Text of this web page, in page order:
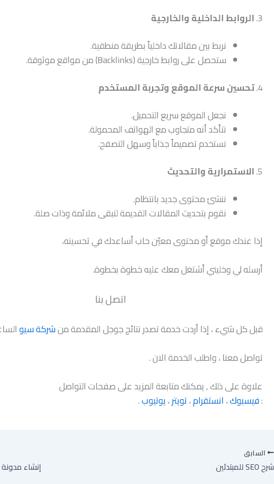
3. الروابط الداخلية والخارجية
نربط بين مقالاتك داخلياً بطريقة منطقية.
ستحصل على روابط خارجية (Backlinks) من مواقع موثوقة.
4. تحسين سرعة الموقع وتجربة المستخدم
نجعل الموقع سريع التحميل.
نتأكد أنه متجاوب مع الهواتف المحمولة.
نستخدم تصميماً جذاباً وسهل التصفح.
5. الاستمرارية والتحديث
ننشئ محتوى جديد بانتظام.
نقوم بتحديث المقالات القديمة لتبقى ملائمة وذات صلة.
إذا عندك موقع أو محتوى معيّن حاب أساعدك في تحسينه،
أرسله لي وخليني أشتغل معك عليه خطوة بخطوة.
اتصل بنا
قبل كل شيء ، إذا أردت خدمة تصدر نتائج جوجل المقدمة منشركة سيو
تواصل معنا ، واطلب الخدمة الان .
علاوة على ذلك , يمكنك متابعة المزيد على صفحات التواصل
:فيسبوك،انستقرام،تويتر،يوتيوب.
السابق
شرح SEO للمبتدئين إنشاء